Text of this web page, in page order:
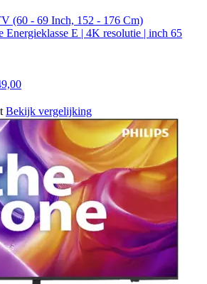
(60 - 69 Inch, 152 - 176 Cm)
Energieklasse E | 4K resolutie | inch 65
Bekijk vergelijking